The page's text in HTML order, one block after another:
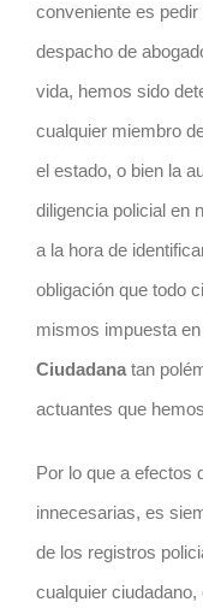
conveniente es
despacho de
vida, hemos sido
cualquier miembro
el estado, o bien la
diligencia policial en
a la hora de
obligación que todo
mismos impuesta
Ciudadanatan
actuantes que
Por lo que a efectos
innecesarias, es
de los registros
cualquier